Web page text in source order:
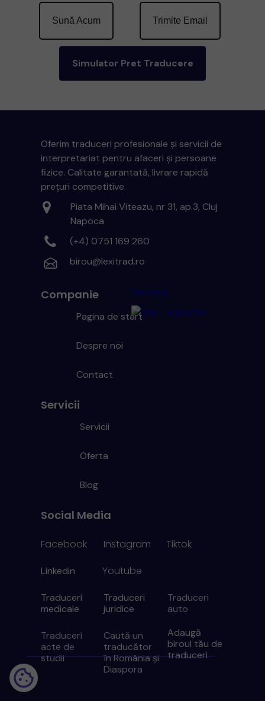
Simulator Pret Traducere
Trimite Email
Sună Acum
Serviete
Linkedin Youtube
Tiktok
Instagram
Traduceri
acte de
studii
Traduceri
auto
Traduceri
juridice
Adaugă
biroul tău de
traduceri
Caută un
traducător
în Româniași
Diaspora
Traduceri
medicale
Facebook
(+4) 0751 169 260
birou@lexitrad.ro
Piata Mihai Viteazu, nr 31, ap.3, Cluj
Napoca
Oferim traduceri profesionale și servicii de
interpretariat pentru afaceri și persoane
fizice. Calitate garantată, livrare rapidă
prețuri competitive.
Companie
Pagina de start
Despre noi
Contact
Servicii
Servicii
Oferta
Blog
Social Media